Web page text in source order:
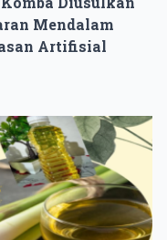
Mendalam
Artifisial